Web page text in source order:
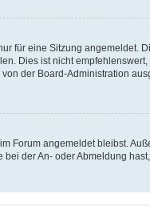
für eine Sitzung
Dies ist nicht
der Board-Administration
Forum angemeldet bleibst.
der An- oder Abmeldung